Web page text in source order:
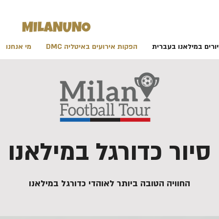
במילאנו בעברית הפקות אירועים באיטליה DMC מי אנחנו
סיור כדורגל במילאנו
החוויה הטובה ביותר לאוהדי כדורגל במילאנו